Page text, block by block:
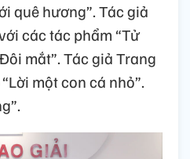
quê hương”. Tác giả
các tác phẩm “Tử
mắt”. Tác giả Trang
một con cá nhỏ”.